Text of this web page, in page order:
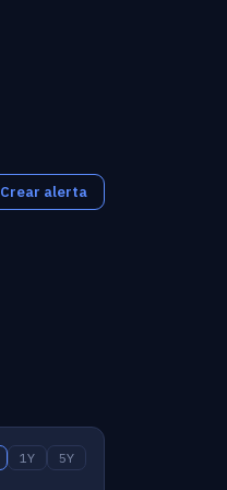
Crear alerta
1Y 5Y